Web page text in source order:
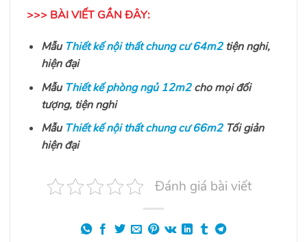
>>> BÀI VIẾT GẦN ĐÂY:
MẫuThiết kế nội thất chung cư 64m2tiện nghi,
hiện đại
MẫuThiết kế phòng ngủ 12m2cho mọi đối
tượng, tiện nghi
MẫuThiết kế nội thất chung cư 66m2Tối giản
hiện đại
Đánh giá bài viết